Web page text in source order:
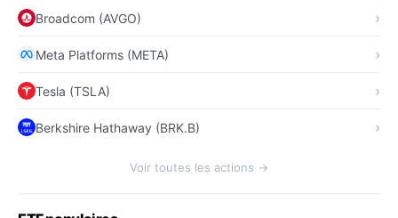
Broadcom (AVGO)
Meta Platforms (META)
Tesla (TSLA)
Berkshire Hathaway (BRK.B)
Voir toutes les actions →